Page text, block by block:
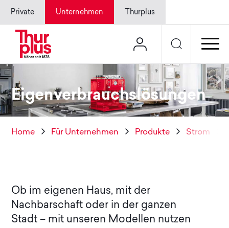
Navigieren in Thurplus
Schnellnavigation
Für
Private Für
Unternehmen Über
Thurplus
Login Suche
Eigenverbrauchslösungen
Sie sind hier:
Home Für Unternehmen Produkte Strom
Ob im eigenen Haus, mit der
Nachbarschaft oder in der ganzen
Stadt – mit unseren Modellen nutzen